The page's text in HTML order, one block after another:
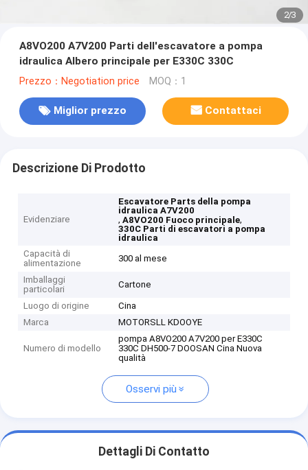
2/3
A8VO200 A7V200 Parti dell'escavatore a pompa
idraulica Albero principale per E330C 330C
Prezzo：Negotiation price MOQ：1
Miglior prezzo Contattaci
Descrizione Di Prodotto
Evidenziare
Escavatore Parts della pompa
idraulica A7V200
,A8VO200 Fuoco principale,
330C Parti di escavatori a pompa
idraulica
Capacità di
alimentazione
300 al mese
Imballaggi
particolari
Cartone
Luogo di origine
Cina
Marca
MOTORSLL KDOOYE
Numero di modello
pompa A8VO200 A7V200 per E330C
330C DH500-7 DOOSAN Cina Nuova
qualità
Osservi più
Dettagli Di Contatto